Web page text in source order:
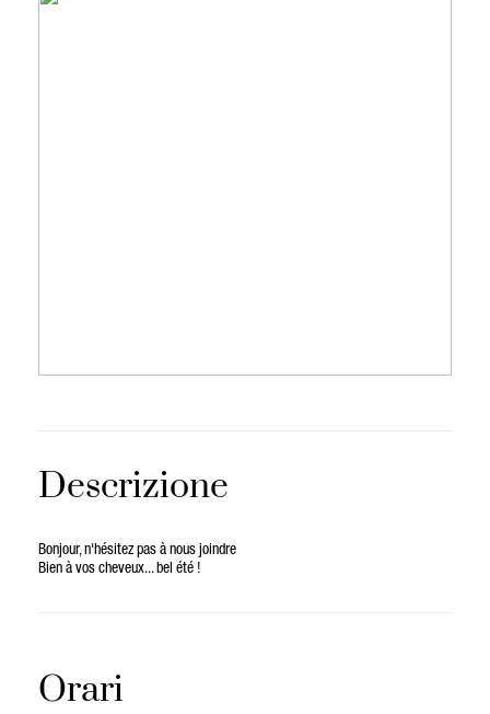
Descrizione
Bonjour, n'hésitez pas à nous joindre
Bien à vos cheveux... bel été !
Orari